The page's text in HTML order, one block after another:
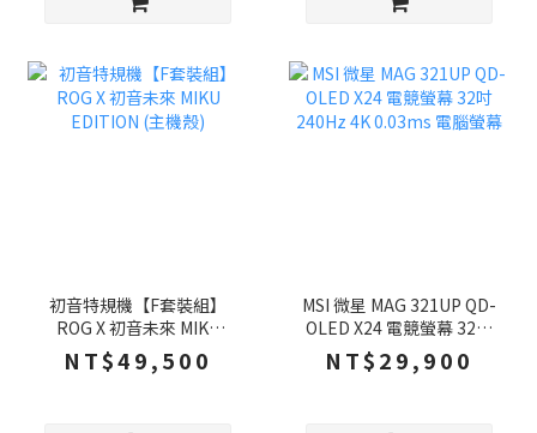
初音特規機【F套裝組】
ROG X 初音未來 MIKU
EDITION (主機殼)
NT$49,500
MSI 微星 MAG 321UP QD-
OLED X24 電競螢幕 32吋
240Hz 4K 0.03ms 電腦螢
幕
NT$29,900